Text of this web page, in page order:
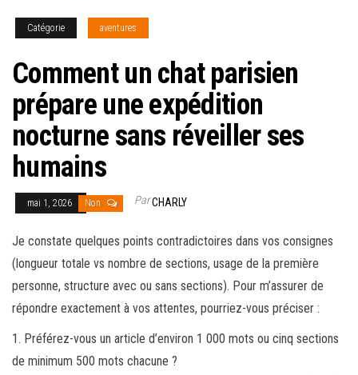
Catégorie aventures
Comment un chat parisien
prépare une expédition
nocturne sans réveiller ses
humains
mai 1, 2026 Non ParCHARLY
Je constate quelques points contradictoires dans vos consignes
(longueur totale vs nombre de sections, usage de la première
personne, structure avec ou sans sections). Pour m’assurer de
répondre exactement à vos attentes, pourriez-vous préciser :
1. Préférez-vous un article d’environ 1 000 mots ou cinq sections
de minimum 500 mots chacune ?